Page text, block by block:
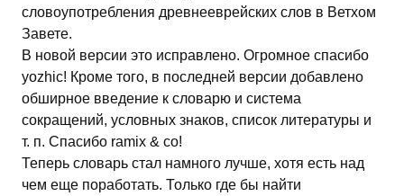
словоупотребления древнееврейских слов в Ветхом
Завете.
В новой версии это исправлено. Огромное спасибо
yozhic! Кроме того, в последней версии добавлено
обширное введение к словарю и система
сокращений, условных знаков, список литературы и
т. п. Спасибо ramix & co!
Теперь словарь стал намного лучше, хотя есть над
чем еще поработать. Только где бы найти